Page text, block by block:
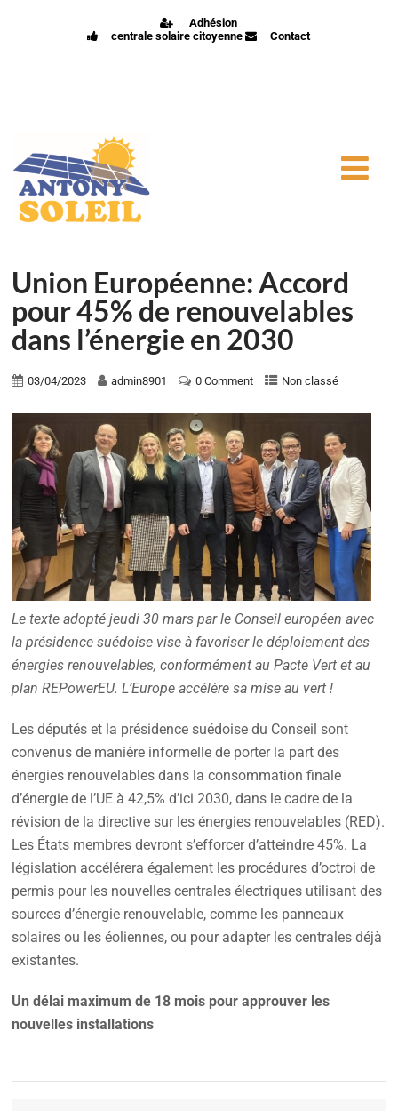
Adhésion
centrale solaire citoyenne
Contact
Union Européenne: Accord
pour 45% de renouvelables
dans l’énergie en 2030
03/04/2023 admin8901 0 Comment Non classé
Le texte adopté jeudi 30 mars par le Conseil européen avec
la présidence suédoise vise à favoriser le déploiement des
énergies renouvelables, conformément au Pacte Vert et au
plan REPowerEU. L’Europe accélère sa mise au vert !
Les députés et la présidence suédoise du Conseil sont
convenus de manière informelle de porter la part des
énergies renouvelables dans la consommation finale
d’énergie de l’UE à 42,5% d’ici 2030, dans le cadre de la
révision de la directive sur les énergies renouvelables (RED).
Les États membres devront s’efforcer d’atteindre 45%. La
législation accélérera également les procédures d’octroi de
permis pour les nouvelles centrales électriques utilisant des
sources d’énergie renouvelable, comme les panneaux
solaires ou les éoliennes, ou pour adapter les centrales déjà
existantes.
Un délai maximum de 18 mois pour approuver les
nouvelles installations